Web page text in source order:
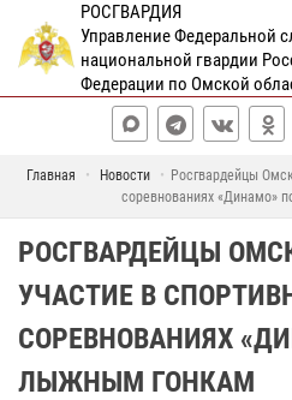
РОСГВАРДИЯ
Управление Федеральной
национальной гвардии
Федерации по Омской
Главная Новости
Росгвардейцы
соревнованиях «Динамо»
РОСГВАРДЕЙЦЫ
УЧАСТИЕ В
СОРЕВНОВАНИЯХ
ЛЫЖНЫМ ГОНКАМ